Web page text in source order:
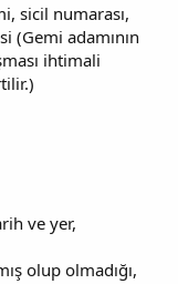
sicil numarası,
(Gemi adamının
ihtimali
ve yer,
olup olmadığı,